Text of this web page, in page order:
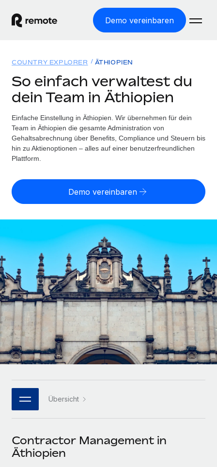
Demo vereinbaren
WELTWEITE BESCHÄFTIGUNG
Globale Payroll
Einfache, rechtssicher Payroll
Employer of Record
Weltweites Wachstum ohne Kosten für Niederlassungen
Contractor of Record
Rechtssichere, weltweite Arbeit mit Freelancer:innen
Globales Onboarding und Verwalten von
Freelancer:innen
PEO
Auslagern von komplexen HR-Aufgaben
INFRASTRUKTUR
Remote Embedded
Nahtlose Integration der HR in bestehende Abläufe
Plattform
Integrierte HR-Kernfunktionen für dein Team
MCP
Integrationen
Tools
Lösungen
WELTWEITE ABDECKUNG
Country Explorer
Länderspezifische Unterstützung bei der Einstellung
Einfache Einstellung in allen US-Bundesstaaten
WACHSTUMSPHASE
Startups
Agile HR- und Payroll-Lösungen für wachsende
Unternehmen
Mittelstand
Maßgeschneiderte HR-Lösungen, um Teams zu
vergrößern
Enterprise
Globale HR für Konzerne und Großunternehmen
PARTNER WERDEN
Flexible Einbettung von Global-HR-Funktionen in deine
Partner werden
Entdecke die Möglichkeiten einer Partnerschaft
Ressourcen
TOOLS UND RECHNER
Scheinselbstständigkeitsrisiko berechnen
Personalkostenrechner
Gesamtbeschäftigungskosten
Honorarzahlungen berechnen
Informationen zu möglichen Währungen und
Abwicklungsfristen für globale Freelancer:innen
LERNEN MIT REMOTE
Forschung und Leitfäden
Fallstudien
HR-Glossar
Bibliothek für Stellenbeschreibungen
Webinare
Events
Newsroom
Preise
Nederlands
Deutsch
Español
Italiano
Português (Portugal)
한국어
Anmelden
COUNTRY EXPLORER ÄTHIOPIEN
So einfach verwaltest du
dein Team in Äthiopien
Einfache Einstellung in Äthiopien. Wir übernehmen für dein
Team in Äthiopien die gesamte Administration von
Gehaltsabrechnung über Benefits, Compliance und Steuern bis
hin zu Aktienoptionen – alles auf einer benutzerfreundlichen
Plattform.
Demo vereinbaren
Übersicht
Contractor Management in
Äthiopien